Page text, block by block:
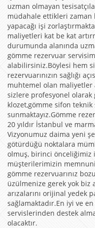
uzman olmayan
müdahale ettikleri zaman
yapacağı işi
maliyetleri kat be kat
durumunda alanında
gömme rezervuar
alabilirsiniz.Böylesi hem
rezervuarınızın sağlığı
muhtemel olan maliyetler
sizlere profesyonel olarak
klozet,gömme sifon
sunmaktayız.Gömme
20 yıldır İstanbul ve
Vizyonumuz daima yeni
götürdüğü noktalara
olmuş, birinci önceliğimiz
müşterilerimizin
gömme rezervuarınız
üzülmenize gerek yok biz
arızalarını orijinal yedek
sağlamaktadır.En iyi ve
servislerinden destek
olacaktır.